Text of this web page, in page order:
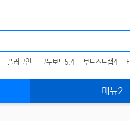
플러그인 그누보드5.4 부트스트랩4
메뉴2